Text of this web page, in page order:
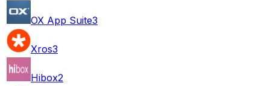
OX App Suite3
Xros3
Hibox2